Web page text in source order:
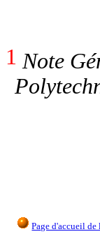
1 Note
Page d'accueil